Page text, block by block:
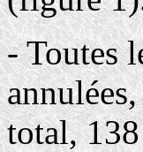
- Toutes
total,